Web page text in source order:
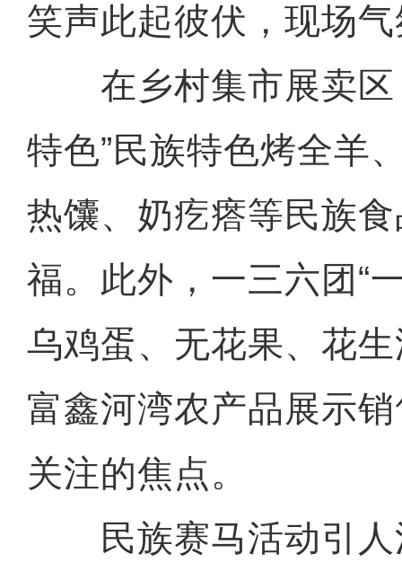
笑声此起彼伏，现场
在乡村集市展卖区
特色”民族特色烤全羊
热馕、奶疙瘩等民族
福。此外，一三六团“
乌鸡蛋、无花果、花
富鑫河湾农产品展示
关注的焦点。
民族赛马活动引人